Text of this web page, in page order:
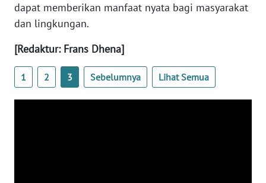
dapat memberikan manfaat nyata bagi masyarakat
dan lingkungan.
[Redaktur: Frans Dhena]
1 2 3 Sebelumnya Lihat Semua
WN
RIAU
SERAMBI